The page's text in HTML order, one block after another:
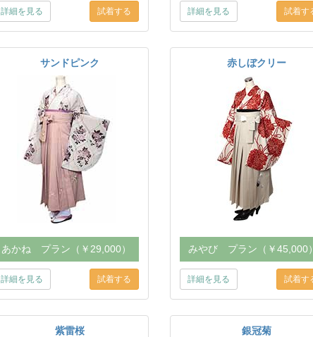
詳細を見る 詳細を見る
サンドピンク
あかね プラン（￥29,000）
詳細を見る
赤しぼクリー
みやび プラン（￥45,000）
詳細を見る
紫雷桜 銀冠菊